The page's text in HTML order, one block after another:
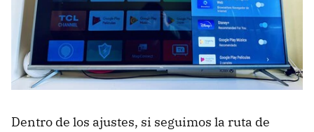
Dentro de los ajustes, si seguimos la ruta de